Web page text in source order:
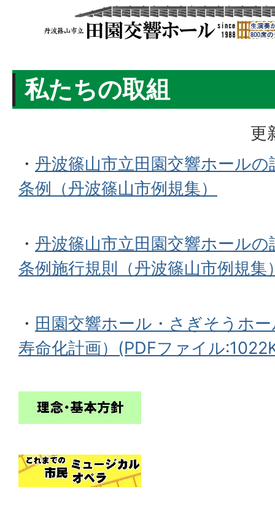
私たちの取組
更
・ 丹波篠山市立田園交響ホール
条例（丹波篠山市例規集）
・ 丹波篠山市立田園交響ホール
条例施行規則（丹波篠山市例規集
・ 田園交響ホール・さぎそうホ
寿命化計画）(PDFファイル